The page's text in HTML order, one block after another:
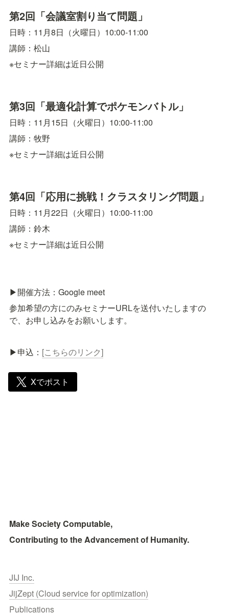
第2回「会議室割り当て問題」
日時：11月8日（火曜日）10:00-11:00
講師：松山
※セミナー詳細は近日公開
第3回「最適化計算でポケモンバトル」
日時：11月15日（火曜日）10:00-11:00
講師：牧野
※セミナー詳細は近日公開
第4回「応用に挑戦！クラスタリング問題」
日時：11月22日（火曜日）10:00-11:00
講師：鈴木
※セミナー詳細は近日公開
▶︎︎開催方法：Google meet
参加希望の方にのみセミナーURLを送付いたしますの
で、お申し込みをお願いします。
▶︎︎申込： [こちらのリンク]
Xでポスト
Make Society Computable,
Contributing to the Advancement of Humanity.
JIJ Inc.
JijZept (Cloud service for optimization)
Publications